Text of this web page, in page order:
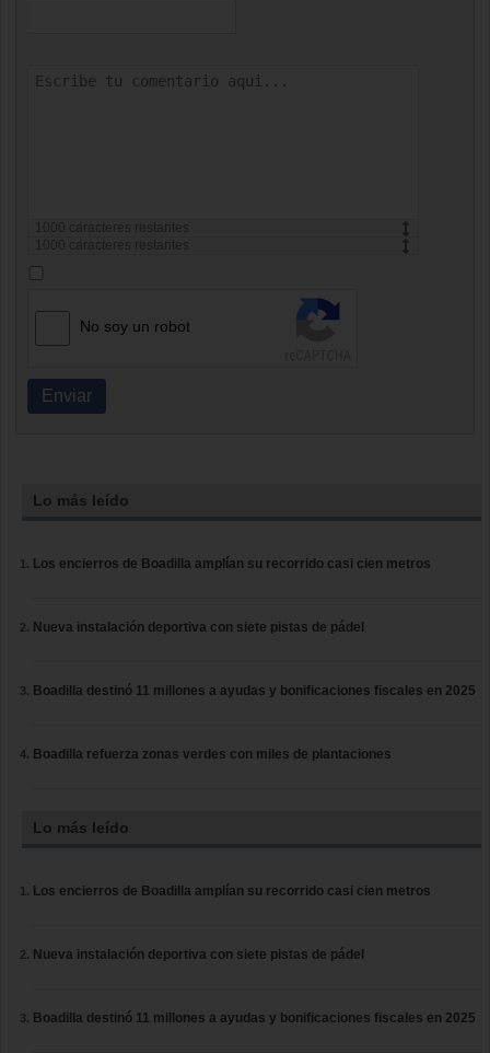
caracteres restantes
caracteres restantes
No soy un robot
Enviar
Lo más leído
Los encierros de Boadilla amplían su recorrido casi cien metros
Nueva instalación deportiva con siete pistas de pádel
Boadilla destinó 11 millones a ayudas y bonificaciones fiscales en 2025
Boadilla refuerza zonas verdes con miles de plantaciones
Lo más leído
Los encierros de Boadilla amplían su recorrido casi cien metros
Nueva instalación deportiva con siete pistas de pádel
Boadilla destinó 11 millones a ayudas y bonificaciones fiscales en 2025